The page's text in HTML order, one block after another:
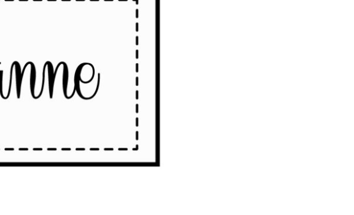
Non mostrare questo popup ancora